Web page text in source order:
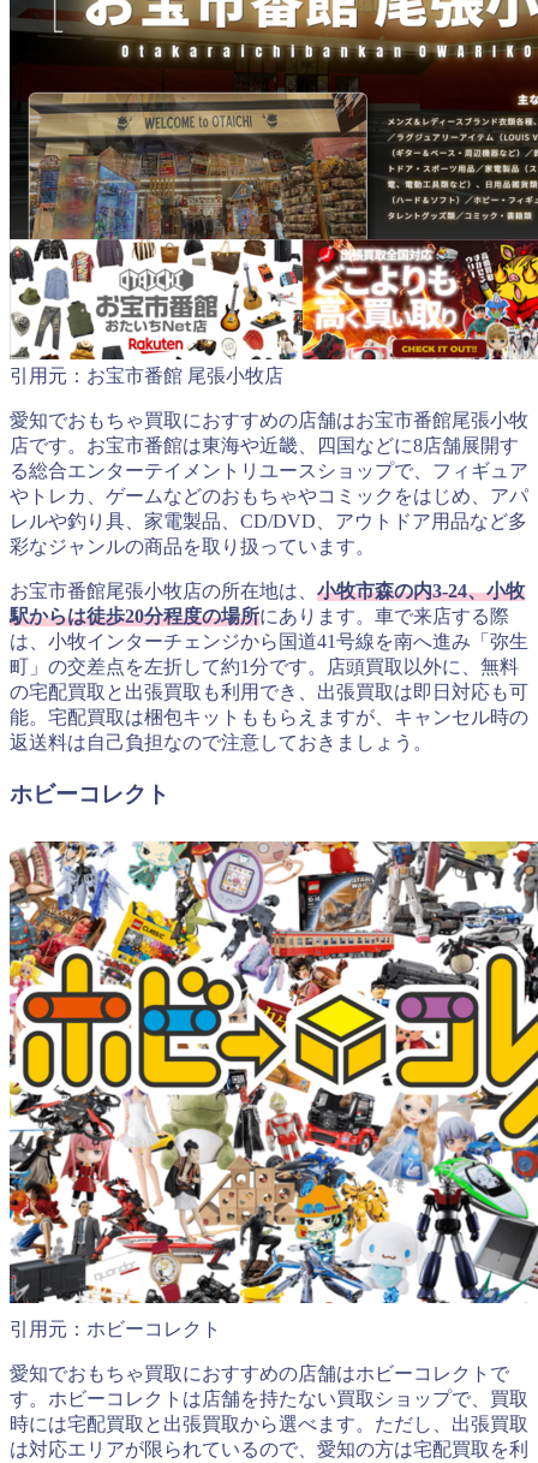
引用元：お宝市番館 尾張小牧店
愛知でおもちゃ買取におすすめの店舗はお宝市番館尾張小牧
店です。お宝市番館は東海や近畿、四国などに8店舗展開す
る総合エンターテイメントリユースショップで、フィギュア
やトレカ、ゲームなどのおもちゃやコミックをはじめ、アパ
レルや釣り具、家電製品、CD/DVD、アウトドア用品など多
彩なジャンルの商品を取り扱っています。
お宝市番館尾張小牧店の所在地は、 小牧市森の内3-24、小牧
駅からは徒歩20分程度の場所にあります。車で来店する際
は、小牧インターチェンジから国道41号線を南へ進み「弥生
町」の交差点を左折して約1分です。店頭買取以外に、無料
の宅配買取と出張買取も利用でき、出張買取は即日対応も可
能。宅配買取は梱包キットももらえますが、キャンセル時の
返送料は自己負担なので注意しておきましょう。
ホビーコレクト
引用元：ホビーコレクト
愛知でおもちゃ買取におすすめの店舗はホビーコレクトで
す。ホビーコレクトは店舗を持たない買取ショップで、買取
時には宅配買取と出張買取から選べます。ただし、出張買取
は対応エリアが限られているので、愛知の方は宅配買取を利